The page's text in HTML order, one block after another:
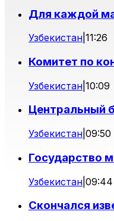
Для каждой
Узбекистан 11:26
Комитет по
Узбекистан 10:09
Центральный
Узбекистан 09:50
Государство
Узбекистан 09:44
Скончался